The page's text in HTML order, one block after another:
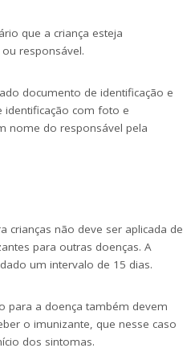
que a criança esteja
responsável.
documento de identificação e
identificação com foto e
nome do responsável pela
crianças não deve ser aplicada de
para outras doenças. A
um intervalo de 15 dias.
para a doença também devem
o imunizante, que nesse caso
dos sintomas.